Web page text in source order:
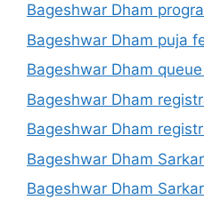
Bageshwar Dham
Bageshwar Dham puja
Bageshwar Dham
Bageshwar Dham
Bageshwar Dham
Bageshwar Dham Sarkar
Bageshwar Dham